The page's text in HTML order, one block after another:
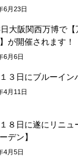
6月23日
大阪関西万博で
が開催されます！
6月6日
３日にブルーイン
4月11日
８日に遂にリニ
デン】
4月5日